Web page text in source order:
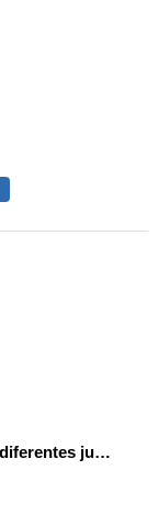
Programa con Scratch, 8 diferentes juegos para vivir la emoción de los partidos de España en el mundial 2026